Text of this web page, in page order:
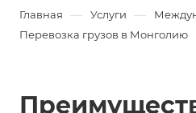
Главная — Услуги —
Перевозка грузов в Монголию